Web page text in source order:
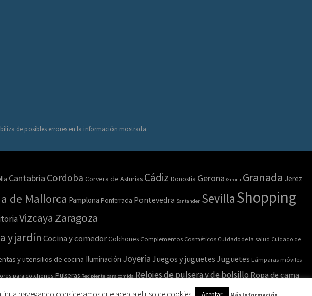
de posibles errores en la información mostrada.
Cantabria Cordoba Corvera de Asturias Cádiz Donostia Gerona Girona Granada Jerez
de Mallorca Pamplona Ponferrada Pontevedra Santander Sevilla Shopping
Vizcaya Zaragoza
y jardín Cocina y comedor Colchones Complementos Cosméticos Cuidado de la salud Cuidado de
y utensilios de cocina Iluminación Joyería Juegos y juguetes Juguetes Lámparas móviles
para colchones Pulseras Recipiente para comida Relojes de pulsera y de bolsilloRopa de cama